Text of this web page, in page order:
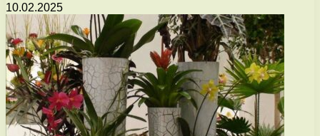
10.02.2025